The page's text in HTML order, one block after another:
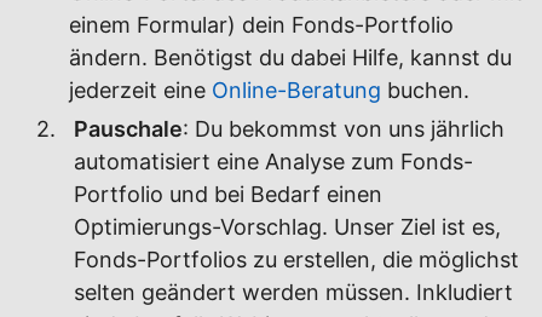
einem Formular) dein Fonds-Portfolio
ändern. Benötigst du dabei Hilfe, kannst du
jederzeit eine Online-Beratung buchen.
Pauschale: Du bekommst von uns jährlich
automatisiert eine Analyse zum Fonds-
Portfolio und bei Bedarf einen
Optimierungs-Vorschlag. Unser Ziel ist es,
Fonds-Portfolios zu erstellen, die möglichst
selten geändert werden müssen. Inkludiert